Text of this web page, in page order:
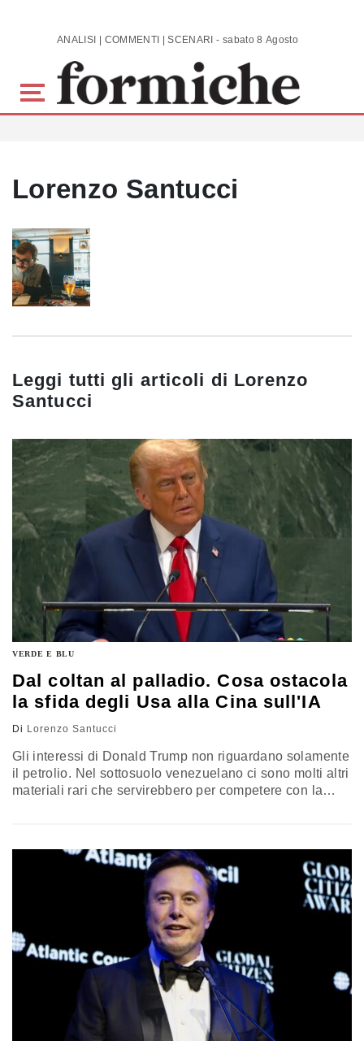
Skip to main content ANALISI | COMMENTI | SCENARI - sabato 8 Agosto 2026
Lorenzo Santucci
Leggi tutti gli articoli di Lorenzo
Santucci
VERDE E BLU
Dal coltan al palladio. Cosa ostacola
la sfida degli Usa alla Cina sull'IA
Di Lorenzo Santucci
Gli interessi di Donald Trump non riguardano solamente
il petrolio. Nel sottosuolo venezuelano ci sono molti altri
materiali rari che servirebbero per competere con la
la sfida con Pechino